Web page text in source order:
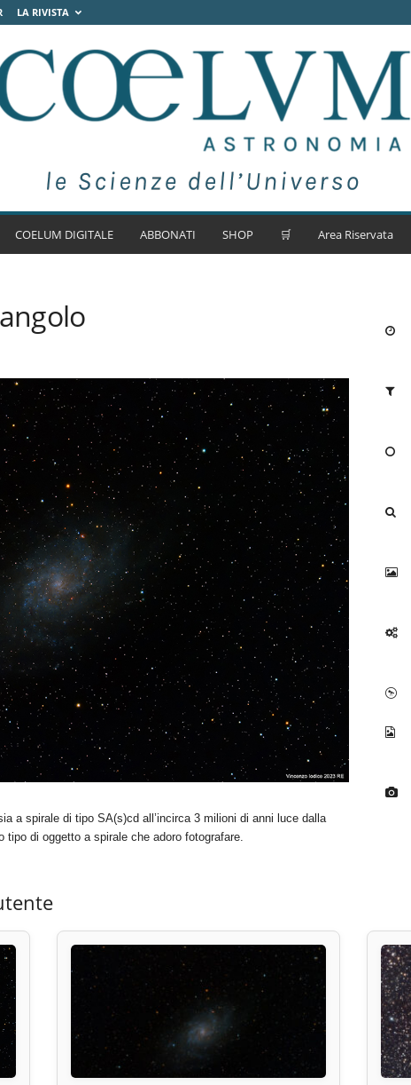
LA RIVISTA
COELUM DIGITALE ABBONATI SHOP 🛒 Area Riservata
a spirale di tipo SA(s)cd all’incirca 3 milioni di anni luce dalla
di oggetto a spirale che adoro fotografare.